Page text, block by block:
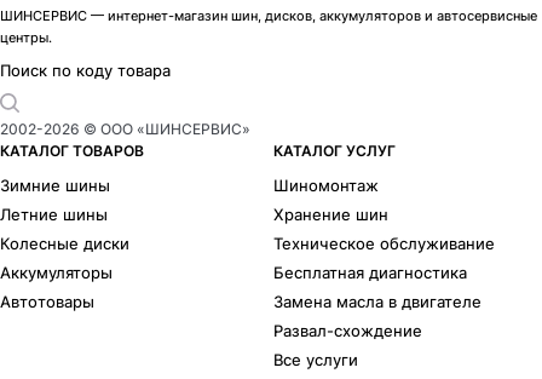
ШИНСЕРВИС — интернет-магазин шин, дисков, аккумуляторов и автосервисные
центры.
Поиск по коду товара
2002-2026 © ООО «ШИНСЕРВИС»
КАТАЛОГ ТОВАРОВ
Зимние шины
Летние шины
Колесные диски
Аккумуляторы
Автотовары
КАТАЛОГ УСЛУГ
Шиномонтаж
Хранение шин
Техническое обслуживание
Бесплатная диагностика
Замена масла в двигателе
Развал-схождение
Все услуги